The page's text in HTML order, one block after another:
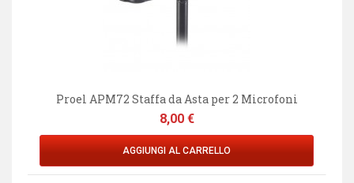
Proel APM72 Staffa da Asta per 2 Microfoni
Prezzo
8,00 €
AGGIUNGI AL CARRELLO